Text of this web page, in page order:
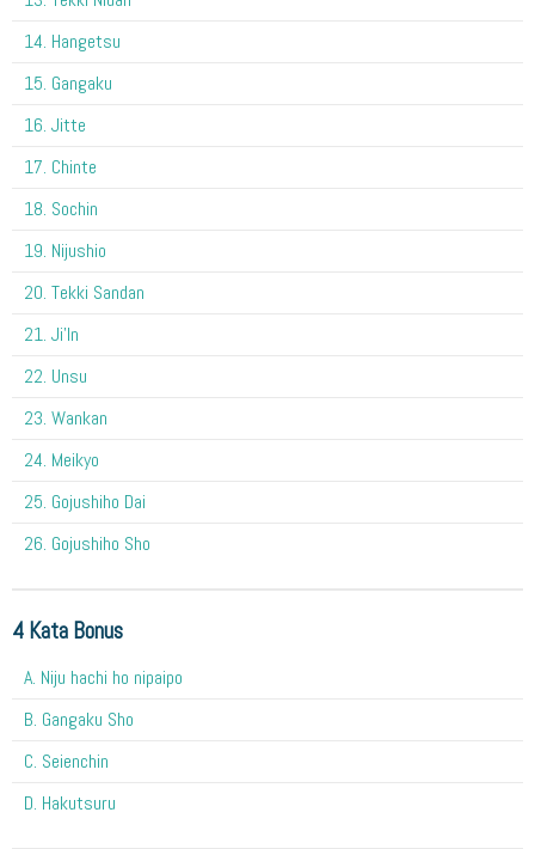
14. Hangetsu
15. Gangaku
16. Jitte
17. Chinte
18. Sochin
19. Nijushio
20. Tekki Sandan
21. Ji'In
22. Unsu
23. Wankan
24. Meikyo
25. Gojushiho Dai
26. Gojushiho Sho
4 Kata Bonus
A. Niju hachi ho nipaipo
B. Gangaku Sho
C. Seienchin
D. Hakutsuru